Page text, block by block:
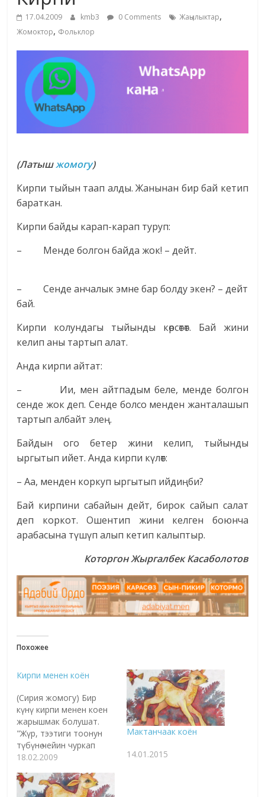
маданияты
жана
адабияты
17.04.2009 kmb3 0 Comments Жаңылыктар,
Жомоктор, Фольклор
(Латышжомогу)
Кирпи тыйын таап алды. Жанынан бир бай кетип
бараткан.
Кирпи байды карап-карап туруп:
– Менде болгон байда жок! – дейт.
– Сенде анчалык эмне бар болду экен? – дейт
бай.
Кирпи колундагы тыйынды көрсөтөт. Бай жини
келип аны тартып алат.
Анда кирпи айтат:
– Ии, мен айтпадым беле, менде болгон
сенде жок деп. Сенде болсо менден жанталашып
тартып албайт элең.
Байдын ого бетер жини келип, тыйынды
ыргытып ийет. Анда кирпи күлөт:
– Аа, менден коркуп ыргытып ийдиңби?
Бай кирпини сабайын дейт, бирок сайып салат
деп коркот. Ошентип жини келген боюнча
арабасына түшүп алып кетип калыптыр.
Которгон Жыргалбек Касаболотов
Похожее
Кирпи менен коён
(Сирия жомогу) Бир
күнү кирпи менен коен
жарышмак болушат.
"Жүр, тээтиги тоонун
түбүнө чейин чуркап
баралы, ким биринчи
жарышка түшкөндөн
кийин коен "баары бир
18.02.2009
Мактанчаак коён
14.01.2015